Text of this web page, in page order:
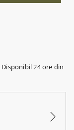
24 ore din